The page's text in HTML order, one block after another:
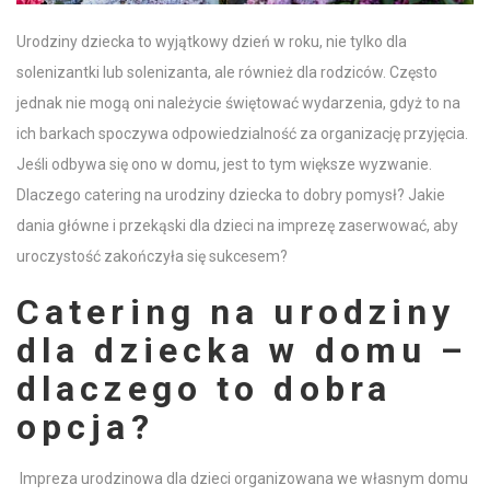
Urodziny dziecka to wyjątkowy dzień w roku, nie tylko dla
solenizantki lub solenizanta, ale również dla rodziców. Często
jednak nie mogą oni należycie świętować wydarzenia, gdyż to na
ich barkach spoczywa odpowiedzialność za organizację przyjęcia.
Jeśli odbywa się ono w domu, jest to tym większe wyzwanie.
Dlaczego catering na urodziny dziecka to dobry pomysł? Jakie
dania główne i przekąski dla dzieci na imprezę zaserwować, aby
uroczystość zakończyła się sukcesem?
Catering na urodziny
dla dziecka w domu –
dlaczego to dobra
opcja?
Impreza urodzinowa dla dzieci organizowana we własnym domu